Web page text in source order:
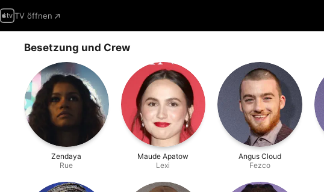
TV öffnen
Besetzung und Crew
Zendaya
Rue
Maude Apatow
Lexi
Angus Cloud
Fezco